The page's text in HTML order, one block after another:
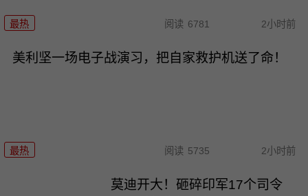
最热 阅读 6781 2小时前
美利坚一场电子战演习，把自家救护机送了命！
最热 阅读 5735 2小时前
莫迪开大！砸碎印军17个司令